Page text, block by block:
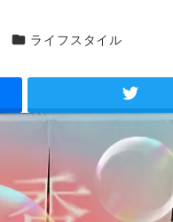
カテゴリー
ライフスタイル